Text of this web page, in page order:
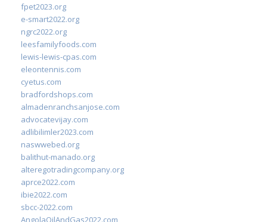
fpet2023.org
e-smart2022.org
ngrc2022.org
leesfamilyfoods.com
lewis-lewis-cpas.com
eleontennis.com
cyetus.com
bradfordshops.com
almadenranchsanjose.com
advocatevijay.com
adlibilimler2023.com
naswwebed.org
balithut-manado.org
alteregotradingcompany.org
aprce2022.com
ibie2022.com
sbcc-2022.com
AngolaOilAndGas2022.com